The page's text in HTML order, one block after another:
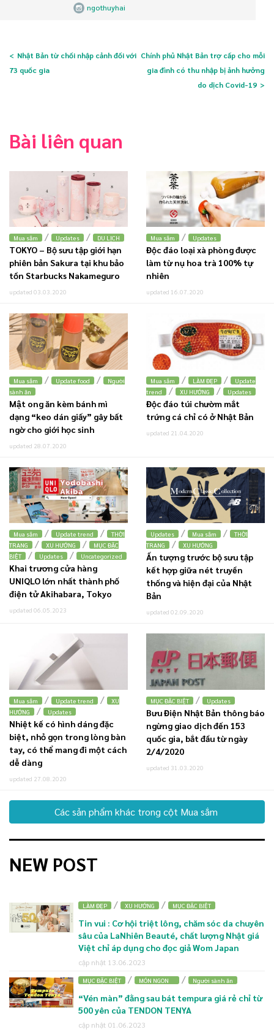
ngothuyhai
Nhật Bản từ chối nhập cảnh đối với
73 quốc gia
Chính phủ Nhật Bản trợ cấp cho mỗi
gia đình có thu nhập bị ảnh hưởng
do dịch Covid-19
Bài liên quan
Mua sắm / Updates / DU LỊCH
TOKYO – Bộ sưu tập giới hạn
phiên bản Sakura tại khu bảo
tồn Starbucks Nakameguro
updated 03.03.2020
Mua sắm / Updates
Độc đáo loại xà phòng được
làm từ nụ hoa trà 100% tự
nhiên
updated 16.07.2020
Mua sắm / Update food /
Người
sành ăn
Mật ong ăn kèm bánh mì
dạng “keo dán giấy” gây bất
ngờ cho giới học sinh
updated 28.07.2020
Mua sắm / LÀM ĐẸP /
Update
trend
/ XU HƯỚNG / Updates
Độc đáo túi chườm mắt
trứng cá chỉ có ở Nhật Bản
updated 21.04.2020
Mua sắm / Update trend /
THỜI
TRANG
/ XU HƯỚNG /
MỤC ĐẶC
BIỆT
/ Updates / Uncategorized
Khai trương cửa hàng
UNIQLO lớn nhất thành phố
điện tử Akihabara, Tokyo
updated 06.05.2023
Updates / Mua sắm /
THỜI
TRANG
/ XU HƯỚNG
Ấn tượng trước bộ sưu tập
kết hợp giữa nét truyền
thống và hiện đại của Nhật
Bản
updated 02.09.2020
Mua sắm / Update trend /
XU
HƯỚNG
/ Updates
Nhiệt kế có hình dáng đặc
biệt, nhỏ gọn trong lòng bàn
tay, có thể mang đi một cách
dễ dàng
updated 27.08.2020
MỤC ĐẶC BIỆT / Updates
Bưu Điện Nhật Bản thông báo
ngừng giao dịch đến 153
quốc gia, bắt đầu từ ngày
2/4/2020
updated 31.03.2020
Các sản phẩm khác trong cột Mua sắm
NEW POST
LÀM ĐẸP / XU HƯỚNG / MỤC ĐẶC BIỆT
Tin vui : Cơ hội triệt lông, chăm sóc da chuyên
sâu của LaNhiên Beauté, chất lượng Nhật giá
Việt chỉ áp dụng cho đọc giả Wom Japan
cập nhật 13.06.2023
MỤC ĐẶC BIỆT / MÓN NGON / Người sành ăn
“Vén màn” đằng sau bát tempura giá rẻ chỉ từ
500 yên của TENDON TENYA
cập nhật 01.06.2023